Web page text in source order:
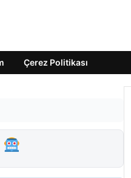
Çerez Politikası